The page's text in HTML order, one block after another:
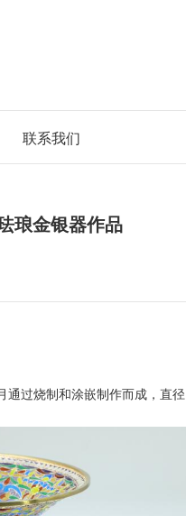
联系我们
琅金银器作品
通过烧制和涂嵌制作而成，直径